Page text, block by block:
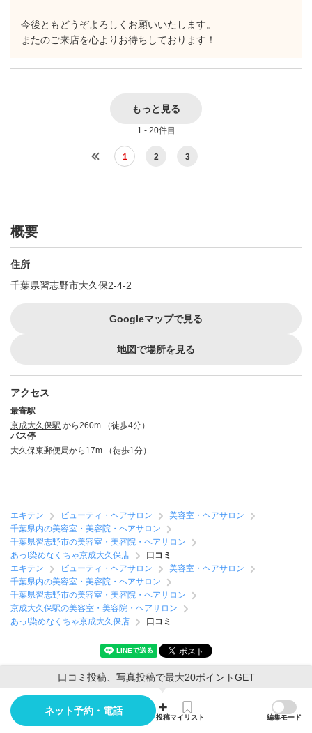
今後ともどうぞよろしくお願いいたします。
またのご来店を心よりお待ちしております！
もっと見る
1 - 20件目
1 2 3
概要
住所
千葉県習志野市大久保2-4-2
Googleマップで見る
地図で場所を見る
アクセス
最寄駅
京成大久保駅 から260m （徒歩4分）
バス停
大久保東郵便局から17m （徒歩1分）
エキテン ビューティ・ヘアサロン
美容室・ヘアサロン
千葉県内の美容室・美容院・ヘアサロン
千葉県習志野市の美容室・美容院・ヘアサロン
あっ!染めなくちゃ京成大久保店
口コミ
エキテン
ビューティ・ヘアサロン
美容室・ヘアサロン
千葉県内の美容室・美容院・ヘアサロン
千葉県習志野市の美容室・美容院・ヘアサロン
京成大久保駅の美容室・美容院・ヘアサロン
あっ!染めなくちゃ京成大久保店
口コミ
PAGE TOP
口コミ投稿、写真投稿で最大20ポイントGET
ネット予約・電話
投稿マイリスト 編集モード